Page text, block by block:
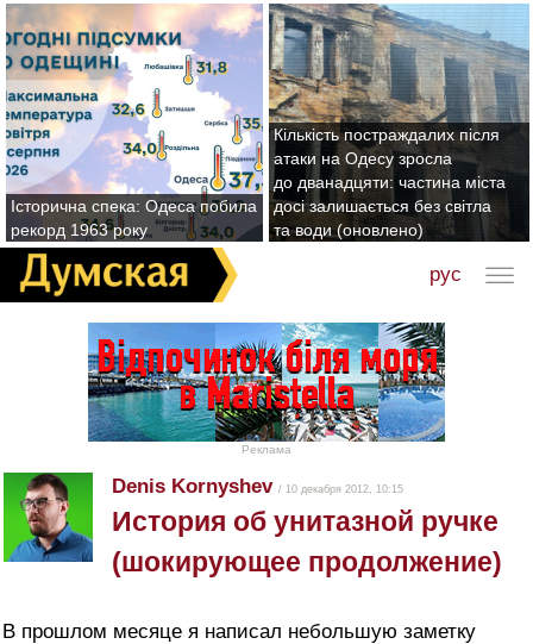
Історична спека: Одеса побила
рекорд 1963 року
Кількість постраждалих після
атаки на Одесу зросла
до дванадцяти: частина міста
досі залишається без світла
та води (оновлено)
рус
Реклама
Denis Kornyshev / 10 декабря 2012, 10:15
История об унитазной ручке
(шокирующее продолжение)
В прошлом месяце я написал небольшую заметку